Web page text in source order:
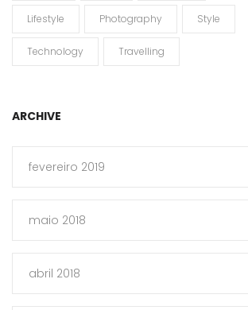
Lifestyle Photography Style
Technology Travelling
ARCHIVE
fevereiro 2019
maio 2018
abril 2018